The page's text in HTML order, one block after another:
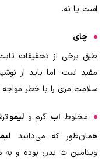
است یا نه.
چای
طبق برخی از تحقیقات
مفید است؛ اما باید از
سلامت مری را با خطر
مخلوط آب گرم و لیمو
همان‌طور که می‌دانید
ویتامین ث بدن بوده و